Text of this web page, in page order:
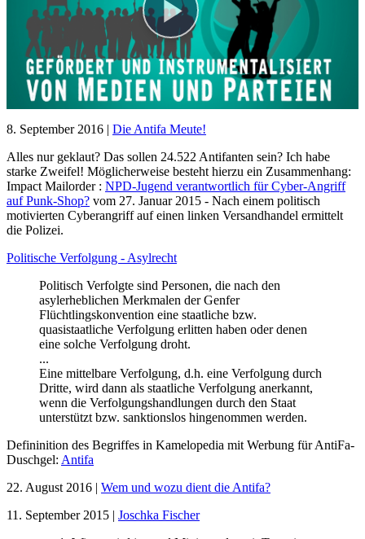
8. September 2016 | Die Antifa Meute!
Alles nur geklaut? Das sollen 24.522 Antifanten sein? Ich habe
starke Zweifel! Möglicherweise besteht hierzu ein Zusammenhang:
Impact Mailorder : NPD-Jugend verantwortlich für Cyber-Angriff
auf Punk-Shop? vom 27. Januar 2015 - Nach einem politisch
motivierten Cyberangriff auf einen linken Versandhandel ermittelt
die Polizei.
Politische Verfolgung - Asylrecht
Politisch Verfolgte sind Personen, die nach den
asylerheblichen Merkmalen der Genfer
Flüchtlingskonvention eine staatliche bzw.
quasistaatliche Verfolgung erlitten haben oder denen
eine solche Verfolgung droht.
...
Eine mittelbare Verfolgung, d.h. eine Verfolgung durch
Dritte, wird dann als staatliche Verfolgung anerkannt,
wenn die Verfolgungshandlungen durch den Staat
unterstützt bzw. sanktionslos hingenommen werden.
Defininition des Begriffes in Kamelopedia mit Werbung für AntiFa-
Duschgel: Antifa
22. August 2016 | Wem und wozu dient die Antifa?
11. September 2015 | Joschka Fischer